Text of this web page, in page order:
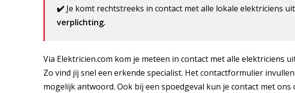
✔️ Je komt rechtstreeks in contact met alle lokale elektriciens
verplichting.
Via Elektricien.com kom je meteen in contact met alle elektriciens
Zo vind jij snel een erkende specialist. Het contactformulier
mogelijk antwoord. Ook bij een spoedgeval kun je contact met